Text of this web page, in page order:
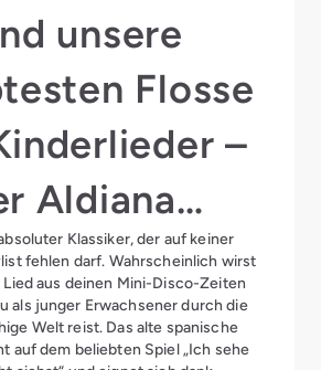
unsere
Flosse
–
Aldiana
Klassiker, der auf keiner
fehlen darf. Wahrscheinlich wirst
aus deinen Mini-Disco-Zeiten
als junger Erwachsener durch die
Welt reist. Das alte spanische
auf dem beliebten Spiel „Ich sehe